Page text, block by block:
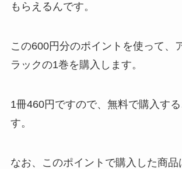
もらえるんです。
この600円分のポイントを使って、
ラックの1巻を購入します。
1冊460円ですので、 無料で購入す
す。
なお、このポイントで購入した商品